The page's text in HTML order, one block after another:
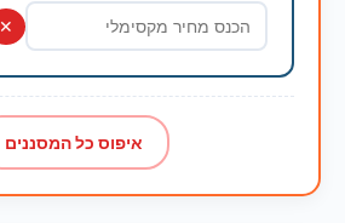
✕
איפוס כל המסננים